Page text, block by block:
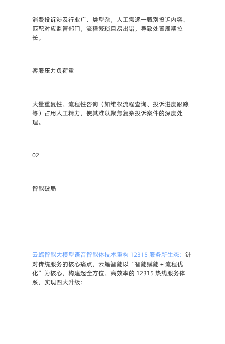
消费投诉涉及行业广、类型杂，人工需逐一甄别投诉内容、
匹配对应监管部门，流程繁琐且易出错，导致处置周期拉
长。
客服压力负荷重
大量重复性、流程性咨询（如维权流程查询、投诉进度跟踪
等）占用人工精力，使其难以聚焦复杂投诉案件的深度处
理。
02
智能破局
云蝠智能大模型语音智能体技术重构 12315 服务新生态： 针
对传统服务的核心痛点，云蝠智能以 “智能赋能 + 流程优
化” 为核心，构建起全方位、高效率的 12315 热线服务体
系，实现四大升级：